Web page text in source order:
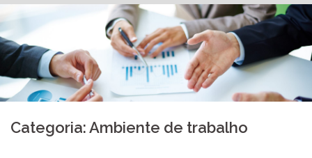
Categoria: Ambiente de trabalho